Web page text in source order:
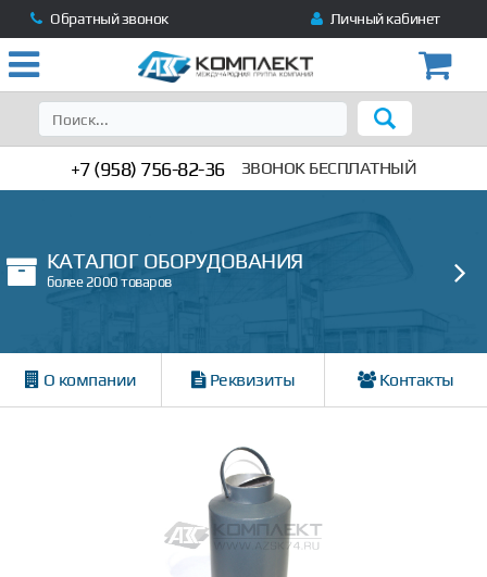
Обратный звонок Личный кабинет
+7 (958) 756-82-36 ЗВОНОК БЕСПЛАТНЫЙ
КАТАЛОГ ОБОРУДОВАНИЯ
более 2000 товаров
О компании Реквизиты Контакты